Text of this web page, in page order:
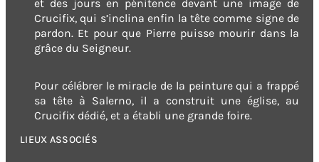
et des jours en pénitence devant une image de
Crucifix, qui s’inclina enfin la tête comme signe de
pardon. Et pour que Pierre puisse mourir dans la
grâce du Seigneur.
Pour célébrer le miracle de la peinture qui a frappé
sa tête à Salerno, il a construit une église, au
Crucifix dédié, et a établi une grande foire.
LIEUX ASSOCIÉS